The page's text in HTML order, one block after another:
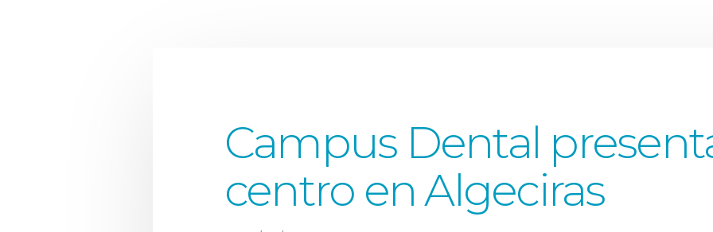
Campus Dental
centro en Algeciras